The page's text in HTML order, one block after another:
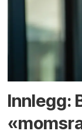
Innlegg: